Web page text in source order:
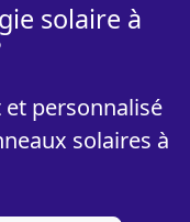
solaire à
personnalisé
solaires à